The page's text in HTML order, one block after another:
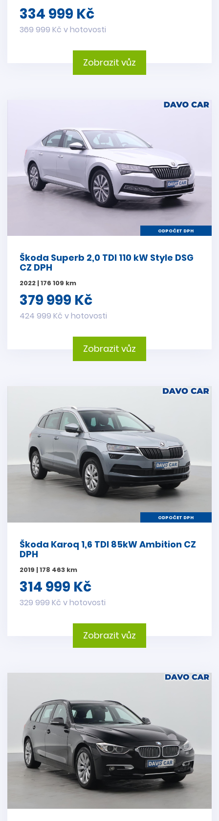
334 999 Kč
369 999 Kč v hotovosti
Zobrazit vůz
ODPOČET DPH
Škoda Superb 2,0 TDI 110 kW Style DSG
CZ DPH
2022 | 176 109 km
379 999 Kč
424 999 Kč v hotovosti
Zobrazit vůz
ODPOČET DPH
Škoda Karoq 1,6 TDI 85kW Ambition CZ
DPH
2019 | 178 463 km
314 999 Kč
329 999 Kč v hotovosti
Zobrazit vůz